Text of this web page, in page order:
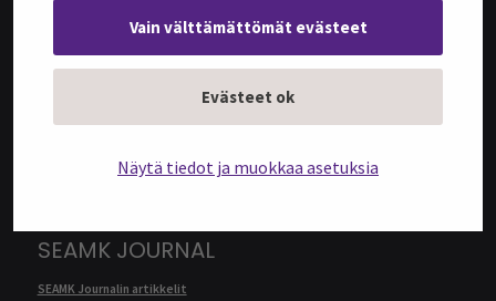
Vain välttämättömät evästeet
Evästeet ok
Näytä tiedot ja muokkaa asetuksia
@SEAMK-VERKKOLEHTI
SEAMK JOURNAL
SEAMK Journalin artikkelit